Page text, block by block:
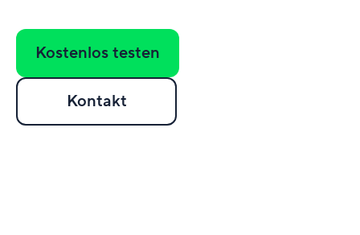
Kostenlos testen
Kontakt